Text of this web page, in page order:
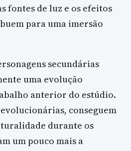
fontes de luz e os efeitos
para uma imersão
secundárias
uma evolução
anterior do estúdio.
conseguem
durante os
um pouco mais a